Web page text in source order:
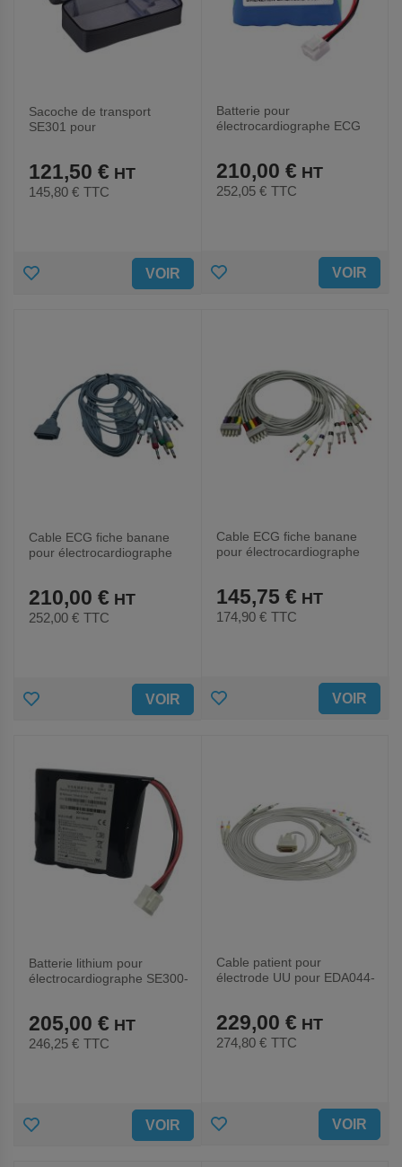
Sacoche de transport
SE301 pour
121,50 €
145,80 € TTC
AJOUTER VOIR
Batterie pour
électrocardiographe ECG
210,00 €
252,05 € TTC
AJOUTER VOIR
Cable ECG fiche banane
pour électrocardiographe
210,00 €
252,00 € TTC
AJOUTER VOIR
Cable ECG fiche banane
pour électrocardiographe
145,75 €
174,90 € TTC
AJOUTER VOIR
Batterie lithium pour
électrocardiographe SE300-
205,00 €
246,25 € TTC
AJOUTER VOIR
Cable patient pour
électrode UU pour EDA044-
229,00 €
274,80 € TTC
AJOUTER VOIR